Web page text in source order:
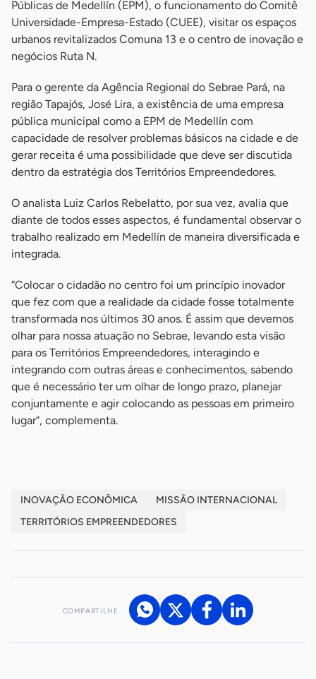
Públicas de Medellín (EPM), o funcionamento do Comitê
Universidade-Empresa-Estado (CUEE), visitar os espaços
urbanos revitalizados Comuna 13 e o centro de inovação e
negócios Ruta N.
Para o gerente da Agência Regional do Sebrae Pará, na
região Tapajós, José Lira, a existência de uma empresa
pública municipal como a EPM de Medellín com
capacidade de resolver problemas básicos na cidade e de
gerar receita é uma possibilidade que deve ser discutida
dentro da estratégia dos Territórios Empreendedores.
O analista Luiz Carlos Rebelatto, por sua vez, avalia que
diante de todos esses aspectos, é fundamental observar o
trabalho realizado em Medellín de maneira diversificada e
integrada.
“Colocar o cidadão no centro foi um princípio inovador
que fez com que a realidade da cidade fosse totalmente
transformada nos últimos 30 anos. É assim que devemos
olhar para nossa atuação no Sebrae, levando esta visão
para os Territórios Empreendedores, interagindo e
integrando com outras áreas e conhecimentos, sabendo
que é necessário ter um olhar de longo prazo, planejar
conjuntamente e agir colocando as pessoas em primeiro
lugar”, complementa.
INOVAÇÃO ECONÔMICA
MISSÃO INTERNACIONAL
TERRITÓRIOS EMPREENDEDORES
COMPARTILHE